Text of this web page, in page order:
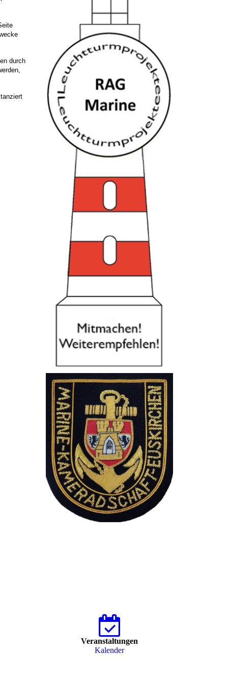
durch
Veranstaltungen
Kalender